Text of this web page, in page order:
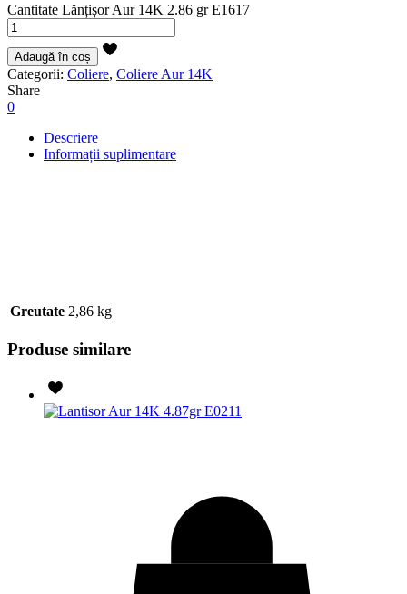
Cantitate Lănțișor Aur 14K 2.86 gr E1617
Adaugă în coș
Categorii: Coliere, Coliere Aur 14K
Share
0
Descriere
Informații suplimentare
Greutate 2,86 kg
Produse similare